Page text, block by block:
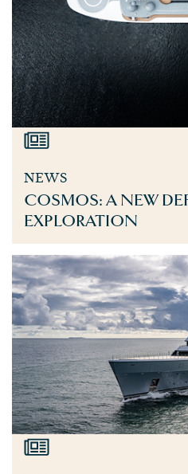
NEWS
COSMOS: A NEW
EXPLORATION